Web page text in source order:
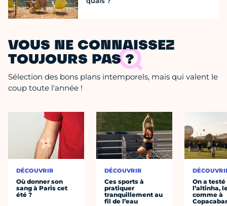
VOUS NE CONNAISSEZ
TOUJOURS PAS ?
Sélection des bons plans intemporels, mais qui valent le
coup toute l'année !
DÉCOUVRIR
Où donner son
sang à Paris cet
été ?
DÉCOUVRIR
Ces sports à
pratiquer
tranquillement au
fil de l’eau
On a testé
l’altinha,
comme à